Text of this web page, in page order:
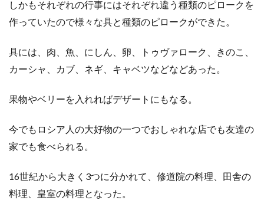
しかもそれぞれの行事にはそれぞれ違う種類のピロークを
作っていたので様々な具と種類のピロークができた。
具には、肉、魚、にしん、卵、トゥヴァローク、きのこ、
カーシャ、カブ、ネギ、キャベツなどなどあった。
果物やベリーを入れればデザートにもなる。
今でもロシア人の大好物の一つでおしゃれな店でも友達の
家でも食べられる。
16世紀から大きく3つに分かれて、修道院の料理、田舎の
料理、皇室の料理となった。